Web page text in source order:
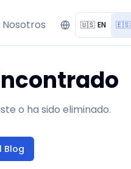
Nosotros 🇺🇸 EN 🇪🇸
o ha sido eliminado.
Blog